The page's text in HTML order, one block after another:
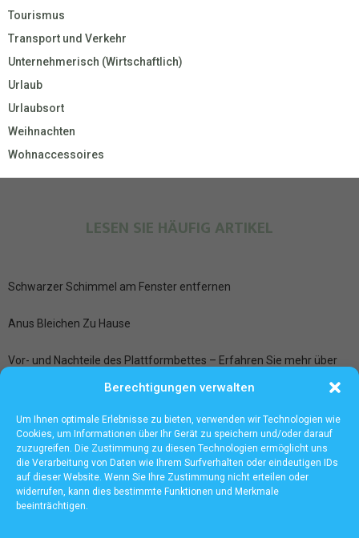
Berechtigungen verwalten
Um Ihnen optimale Erlebnisse zu bieten, verwenden wir Technologien wie
Cookies, um Informationen über Ihr Gerät zu speichern und/oder darauf
zuzugreifen. Die Zustimmung zu diesen Technologien ermöglicht uns
die Verarbeitung von Daten wie Ihrem Surfverhalten oder eindeutigen IDs
auf dieser Website. Wenn Sie Ihre Zustimmung nicht erteilen oder
widerrufen, kann dies bestimmte Funktionen und Merkmale
beeinträchtigen.
Tourismus
Transport und Verkehr
Unternehmerisch (Wirtschaftlich)
Urlaub
Urlaubsort
Weihnachten
Wohnaccessoires
LESEN SIE HÄUFIG ARTIKEL
Schwarzer Schimmel am Fenster entfernen
Anus Bleichen Zu Hause
Vor- und Nachteile des Plattformbettes – Erfahren Sie mehr über
zusätzlichen Stauraum und mehr
Ledersitze aufbereiten bei der Fahrzeugpflege Frankfurt